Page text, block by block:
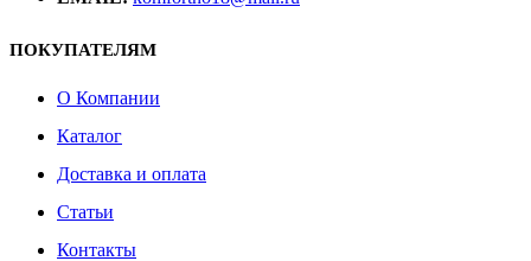
ПОКУПАТЕЛЯМ
О Компании
Каталог
Доставка и оплата
Статьи
Контакты